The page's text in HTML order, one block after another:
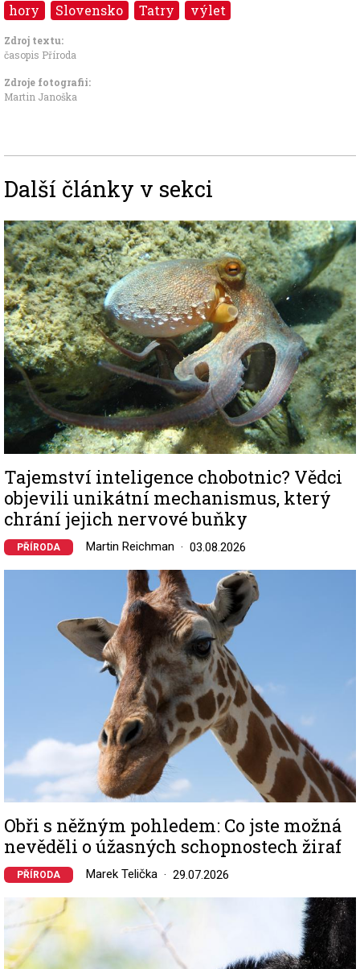
hory Slovensko Tatry výlet
Zdroj textu:
časopis Příroda
Zdroje fotografii:
Martin Janoška
Další články v sekci
Image
Tajemství inteligence chobotnic? Vědci
objevili unikátní mechanismus, který
chrání jejich nervové buňky
PŘÍRODA Martin Reichman 03.08.2026
Obři s něžným pohledem: Co jste možná
nevěděli o úžasných schopnostech žiraf
PŘÍRODA Marek Telička 29.07.2026
Image